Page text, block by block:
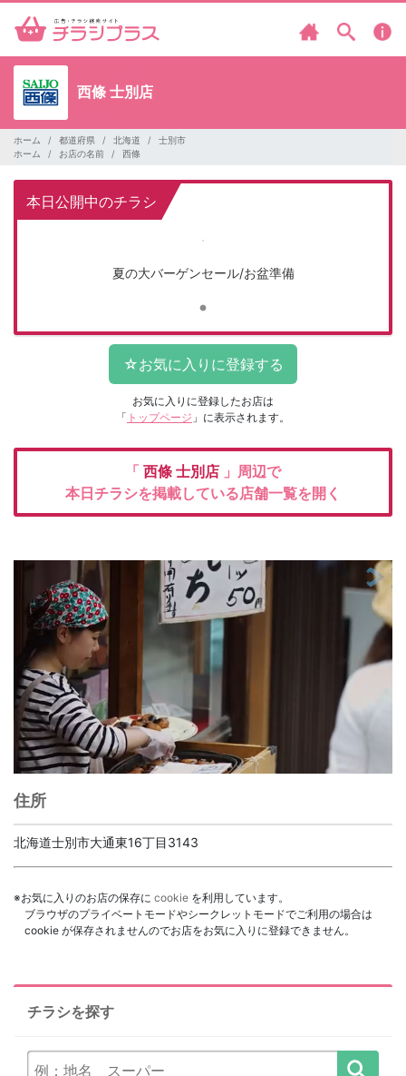
西條 士別店
ホーム 都道府県 北海道
士別市
ホーム
お店の名前 西條
本日公開中のチラシ
夏の大バーゲンセール/お盆準備
お気に入りに登録したお店は
「 トップページ 」に表示されます。
「 西條 士別店 」周辺で
本日チラシを掲載している店舗一覧を開く
住所
北海道士別市大通東16丁目3143
※お気に入りのお店の保存に cookie を利用しています。
ブラウザのプライベートモードやシークレットモードでご利用の場合は
cookie が保存されませんのでお店をお気に入りに登録できません。
チラシを探す